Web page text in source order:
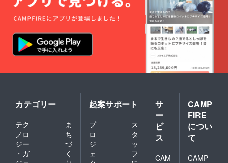
カテゴリー
テク
ノロ
ジー
・ガ
ま
ち
づ
く
起案サポート
プ
ロ
ジ
ェ
ス
タ
ッ
フ
サ
ー
ビ
ス
CAM
CAMP
FIRE
につい
て
CAMP